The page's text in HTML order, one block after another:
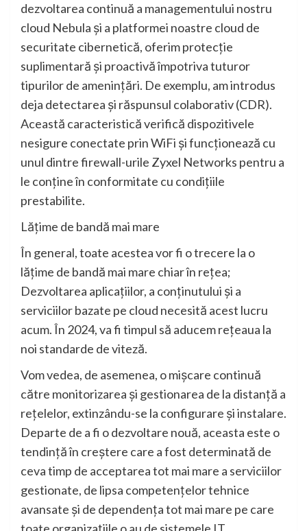
dezvoltarea continuă a managementului nostru
cloud Nebula și a platformei noastre cloud de
securitate cibernetică, oferim protecție
suplimentară și proactivă împotriva tuturor
tipurilor de amenințări. De exemplu, am introdus
deja detectarea și răspunsul colaborativ (CDR).
Această caracteristică verifică dispozitivele
nesigure conectate prin WiFi și funcționează cu
unul dintre firewall-urile Zyxel Networks pentru a
le conține în conformitate cu condițiile
prestabilite.
Lățime de bandă mai mare
În general, toate acestea vor fi o trecere la o
lățime de bandă mai mare chiar în rețea;
Dezvoltarea aplicațiilor, a conținutului și a
serviciilor bazate pe cloud necesită acest lucru
acum. În 2024, va fi timpul să aducem rețeaua la
noi standarde de viteză.
Vom vedea, de asemenea, o mișcare continuă
către monitorizarea și gestionarea de la distanță a
rețelelor, extinzându-se la configurare și instalare.
Departe de a fi o dezvoltare nouă, aceasta este o
tendință în creștere care a fost determinată de
ceva timp de acceptarea tot mai mare a serviciilor
gestionate, de lipsa competențelor tehnice
avansate și de dependența tot mai mare pe care